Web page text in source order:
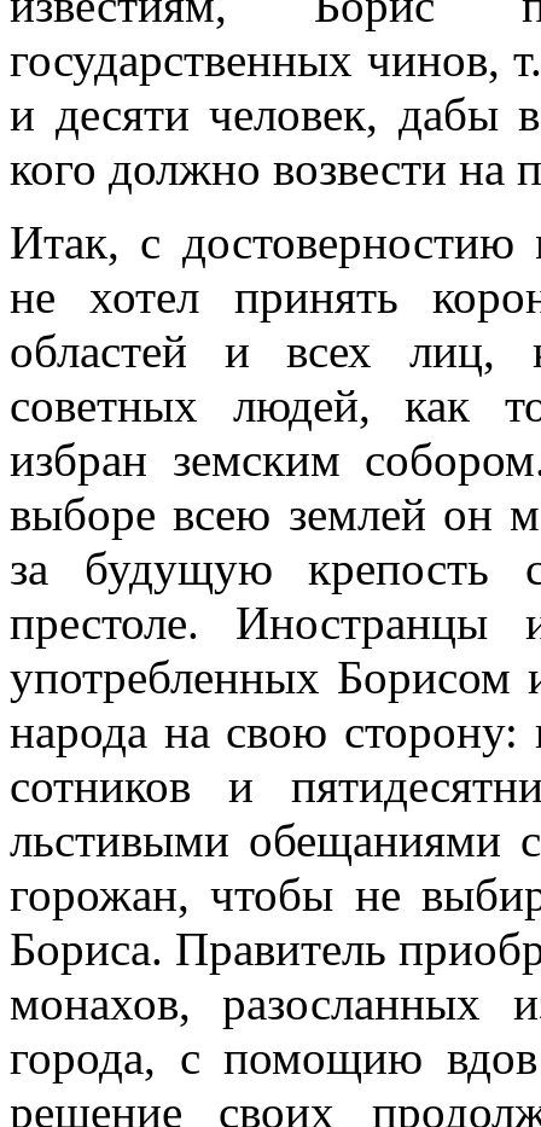
государственных чинов,
и десяти человек, дабы
кого должно возвести на
Итак, с
не хотел принять
областей и всех лиц,
советных людей, как
избран земским
выборе всею землей он
за будущую крепость
престоле. Иностранцы
употребленных Борисом
народа на свою сторону:
сотников и
льстивыми обещаниями
горожан, чтобы не
Бориса. Правитель
монахов, разосланных
города, с помощию
решение своих